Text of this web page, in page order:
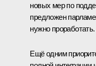
новых мер по
предложен
нужно проработать.
Ещё одним